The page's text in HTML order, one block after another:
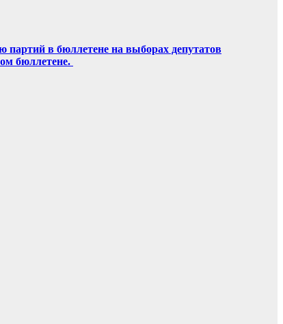
партий в бюллетене на выборах депутатов
бюллетене.